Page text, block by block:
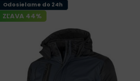
ZĽAVA 44%
Odosielame do 24h